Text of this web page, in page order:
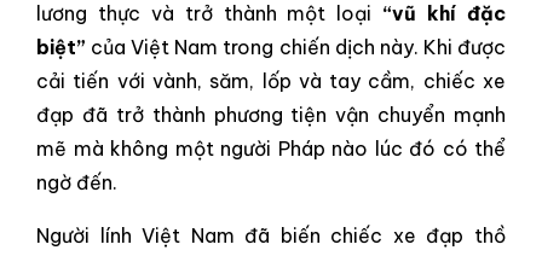
lương thực và trở thành một loại “vũ khí đặc
biệt” của Việt Nam trong chiến dịch này. Khi được
cải tiến với vành, săm, lốp và tay cầm, chiếc xe
đạp đã trở thành phương tiện vận chuyển mạnh
mẽ mà không một người Pháp nào lúc đó có thể
ngờ đến.
Người lính Việt Nam đã biến chiếc xe đạp thồ